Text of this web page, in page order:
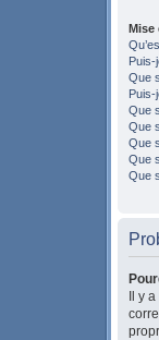
Mise
Puis-
Que
Puis-
Que
Que
Que
Que
Que
Il y